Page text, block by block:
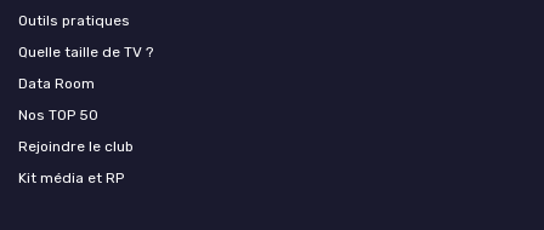
Outils pratiques
Quelle taille de TV ?
Data Room
Nos TOP 50
Rejoindre le club
Kit média et RP